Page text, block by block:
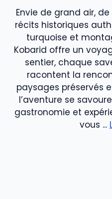
Envie de grand air,
récits historiques
turquoise et
Kobarid offre un
sentier, chaque
racontent la
paysages préservés
l’aventure se
gastronomie et
vous ...